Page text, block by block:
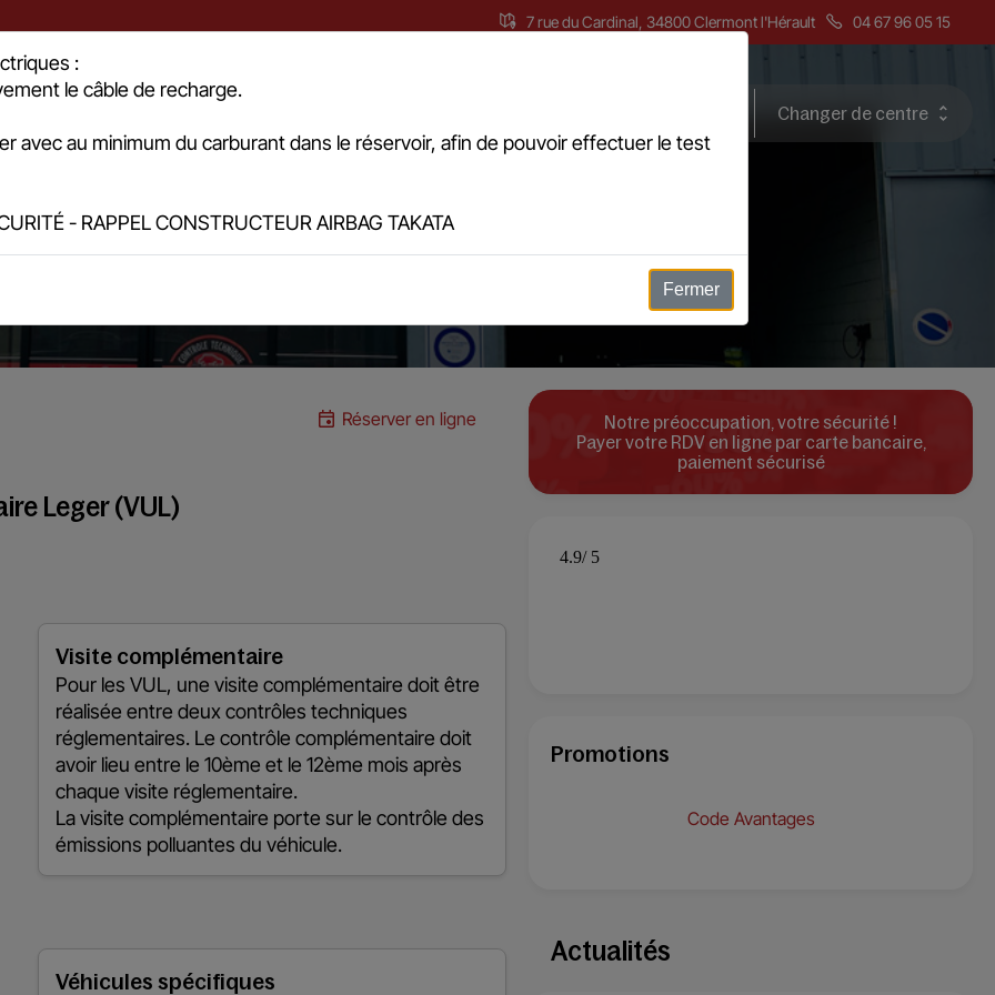
7 rue du Cardinal, 34800 Clermont l'Hérault 04 67 96 05 15
Changer de centre
contrôle technique
Réserver en ligne
Leger (VUL)
Visite complémentaire
Pour les VUL, une visite complémentaire doit être
réalisée entre deux contrôles techniques
réglementaires. Le contrôle complémentaire doit
avoir lieu entre le 10ème et le 12ème mois après
chaque visite réglementaire.
La visite complémentaire porte sur le contrôle des
émissions polluantes du véhicule.
Véhicules spécifiques
Notre préoccupation, votre sécurité !
Payer votre RDV en ligne par carte bancaire,
paiement sécurisé
Promotions
Code Avantages
Actualités
:
le câble de recharge.
avec au minimum du carburant dans le réservoir, afin de pouvoir effectuer le test
- RAPPEL CONSTRUCTEUR AIRBAG TAKATA
Fermer